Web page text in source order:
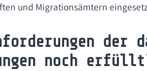
und Migrationsämtern
der
noch